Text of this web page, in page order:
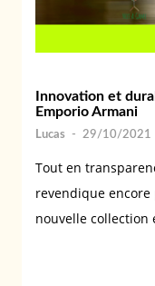
Innovation et
Emporio Armani
Lucas - 29/10/2021
Tout en
revendique
nouvelle collection